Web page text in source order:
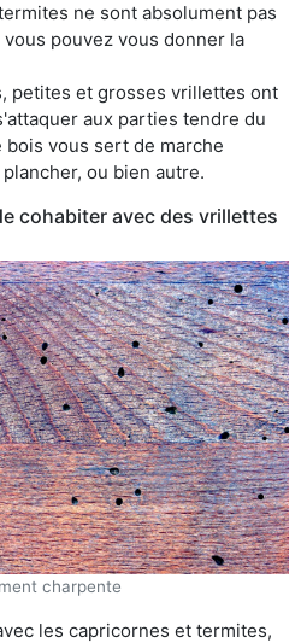
ne sont absolument pas
pouvez vous donner la
petites et grosses vrillettes ont
aux parties tendre du
vous sert de marche
ou bien autre.
cohabiter avec des vrillettes
charpente
les capricornes et termites,